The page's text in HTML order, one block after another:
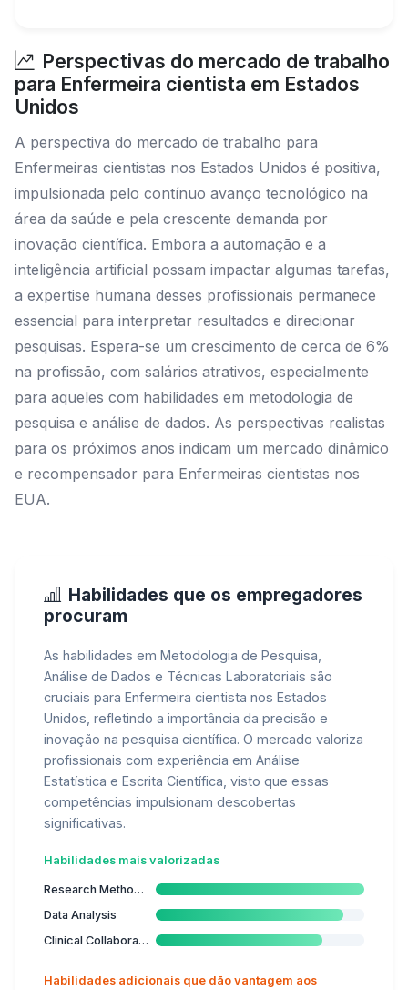
Perspectivas do mercado de trabalho
para Enfermeira cientista em Estados
Unidos
A perspectiva do mercado de trabalho para
Enfermeiras cientistas nos Estados Unidos é positiva,
impulsionada pelo contínuo avanço tecnológico na
área da saúde e pela crescente demanda por
inovação científica. Embora a automação e a
inteligência artificial possam impactar algumas tarefas,
a expertise humana desses profissionais permanece
essencial para interpretar resultados e direcionar
pesquisas. Espera-se um crescimento de cerca de 6%
na profissão, com salários atrativos, especialmente
para aqueles com habilidades em metodologia de
pesquisa e análise de dados. As perspectivas realistas
para os próximos anos indicam um mercado dinâmico
e recompensador para Enfermeiras cientistas nos
EUA.
Habilidades que os empregadores
procuram
As habilidades em Metodologia de Pesquisa,
Análise de Dados e Técnicas Laboratoriais são
cruciais para Enfermeira cientista nos Estados
Unidos, refletindo a importância da precisão e
inovação na pesquisa científica. O mercado valoriza
profissionais com experiência em Análise
Estatística e Escrita Científica, visto que essas
competências impulsionam descobertas
significativas.
Habilidades mais valorizadas
Research Methodology
Data Analysis
Clinical Collaboration
Habilidades adicionais que dão vantagem aos